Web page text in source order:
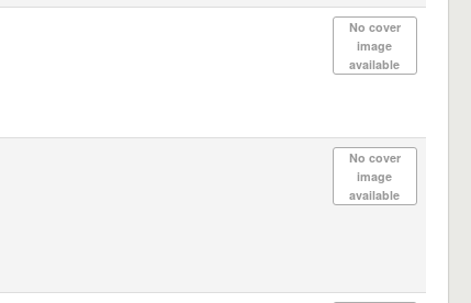
No cover
image
available
No cover
image
available